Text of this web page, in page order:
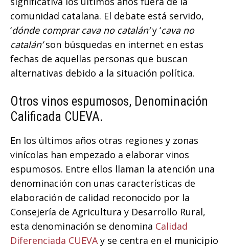
comunidad catalana. El debate está servido,
‘dónde comprar cava no catalán’y ‘cava no
catalán’son búsquedas en internet en estas
fechas de aquellas personas que buscan
alternativas debido a la situación política.
Otros vinos espumosos, Denominación
Calificada CUEVA.
En los últimos años otras regiones y zonas
vinícolas han empezado a elaborar vinos
espumosos. Entre ellos llaman la atención una
denominación con unas características de
elaboración de calidad reconocido por la
Consejería de Agricultura y Desarrollo Rural,
esta denominación se denomina Calidad
Diferenciada CUEVA y se centra en el municipio